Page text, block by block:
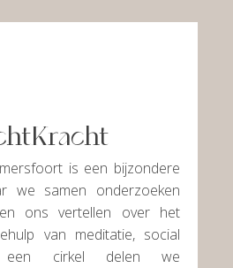
is een bijzondere
we samen onderzoeken
ons vertellen over het
van meditatie, social
een cirkel delen we